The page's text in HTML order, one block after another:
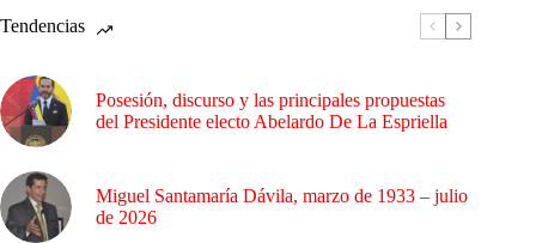
Tendencias
Posesión, discurso y las principales propuestas
del Presidente electo Abelardo De La Espriella
Miguel Santamaría Dávila, marzo de 1933 – julio
de 2026